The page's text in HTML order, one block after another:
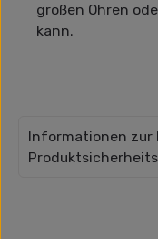
großen Ohren
kann.
Informationen zur